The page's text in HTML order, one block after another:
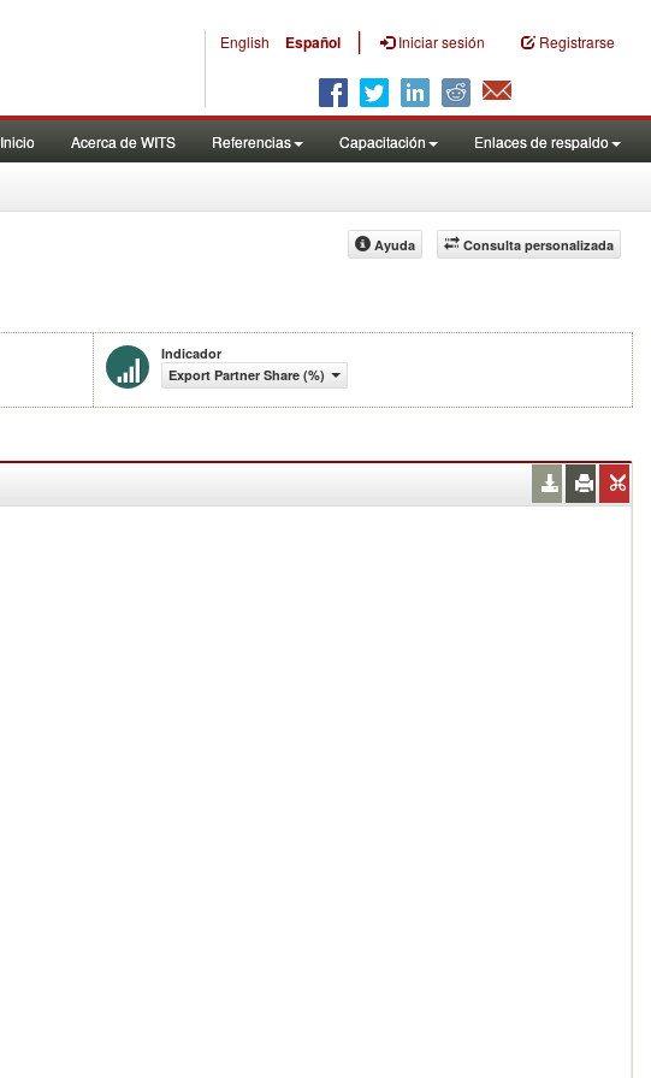
English Español | Iniciar sesión Registrarse
Inicio Acerca de WITS Referencias Capacitación Enlaces de respaldo
Consulta personalizada
Ayuda
Indicador
Export Partner Share (%)